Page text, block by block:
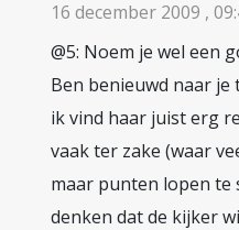
16 december 2009 ,
@5: Noem je wel een
Ben benieuwd naar
ik vind haar juist erg
vaak ter zake (waar
maar punten lopen te
denken dat de kijker